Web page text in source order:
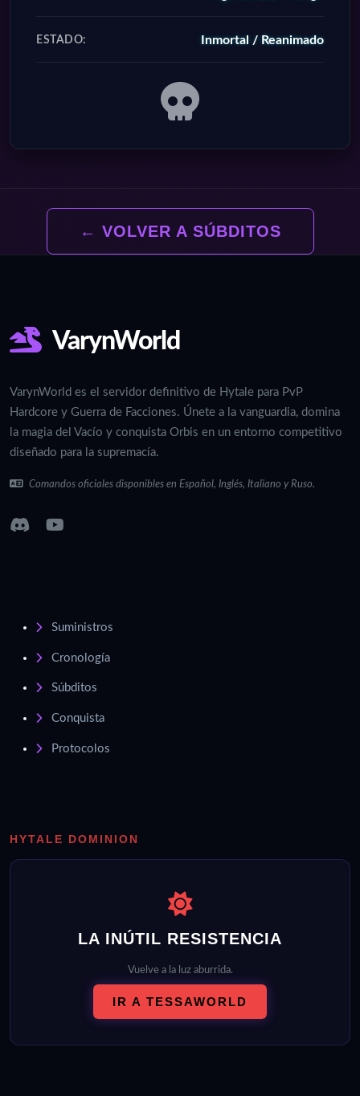
ESTADO: Inmortal / Reanimado
← VOLVER A SÚBDITOS
VarynWorld
VarynWorld es el servidor definitivo de Hytale para PvP
Hardcore y Guerra de Facciones. Únete a la vanguardia, domina
la magia del Vacío y conquista Orbis en un entorno competitivo
diseñado para la supremacía.
Comandos oficiales disponibles en Español, Inglés, Italiano y Ruso.
Suministros
Cronología
Súbditos
Conquista
Protocolos
HYTALE DOMINION
LA INÚTIL RESISTENCIA
Vuelve a la luz aburrida.
IR A TESSAWORLD